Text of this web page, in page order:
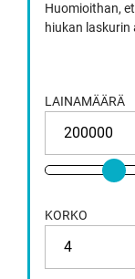
Huomioithan,
hiukan
LAINAMÄÄRÄ
KORKO